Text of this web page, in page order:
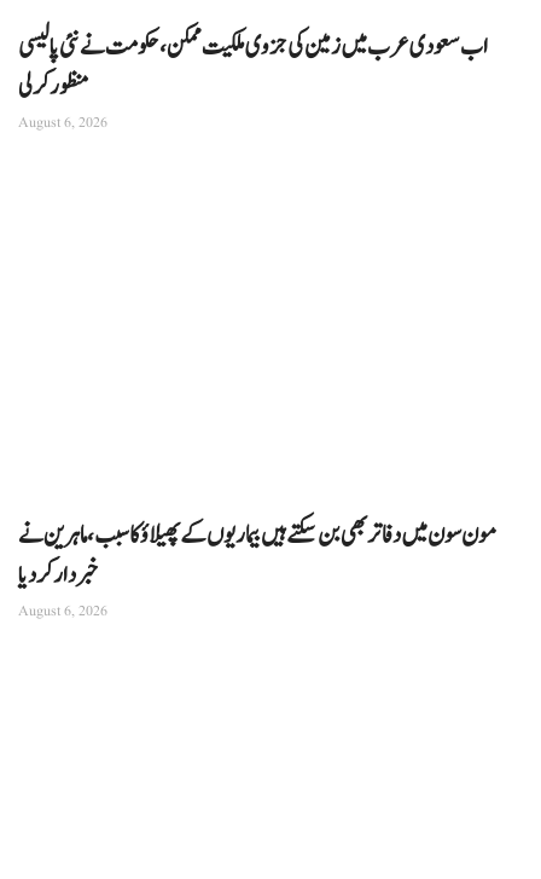
اب سعودی عرب میں زمین کی جزوی ملکیت ممکن، حکومت نے نئی پالیسی
منظور کرلی
August 6, 2026
مون سون میں دفاتر بھی بن سکتے ہیں بیماریوں کے پھیلاؤ کا سبب، ماہرین نے
خبردار کر دیا
August 6, 2026